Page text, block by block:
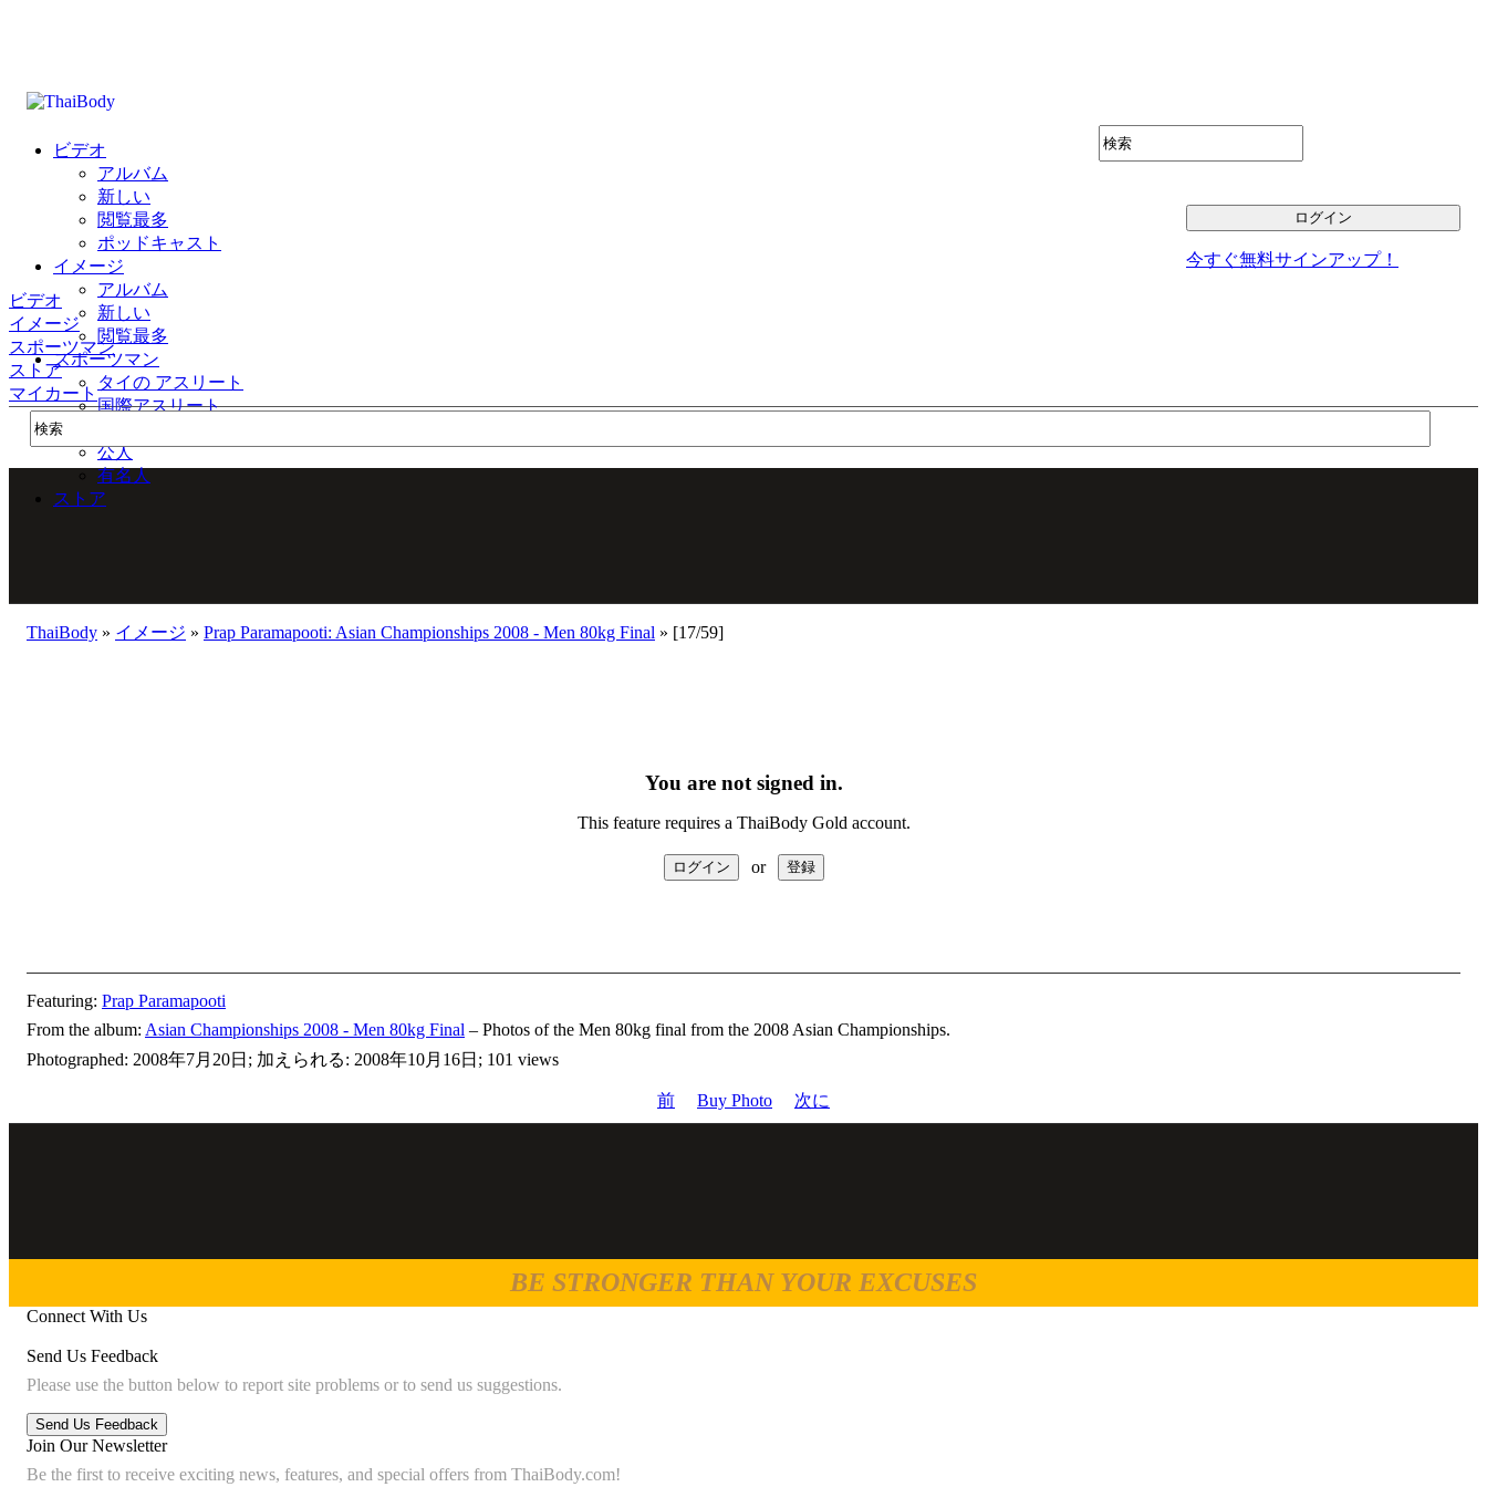
ビデオ
アルバム
新しい
閲覧最多
ポッドキャスト
イメージ
アルバム
新しい
閲覧最多
スポーツマン
タイの アスリート
国際アスリート
公人
有名人
ストア
今すぐ無料サインアップ！
ビデオ
イメージ
スポーツマン
ストア
マイカート
ThaiBody » イメージ » Prap Paramapooti: Asian Championships 2008 - Men 80kg Final » [17/59]
You are not signed in.
This feature requires a ThaiBody Gold account.
or
Featuring: Prap Paramapooti
From the album: Asian Championships 2008 - Men 80kg Final – Photos of the Men 80kg final from the 2008 Asian Championships.
Photographed: 2008年7月20日; 加えられる: 2008年10月16日; 101 views
前 Buy Photo 次に
BE STRONGER THAN YOUR EXCUSES
Connect With Us
Send Us Feedback
Please use the button below to report site problems or to send us suggestions.
Join Our Newsletter
Be the first to receive exciting news, features, and special offers from ThaiBody.com!